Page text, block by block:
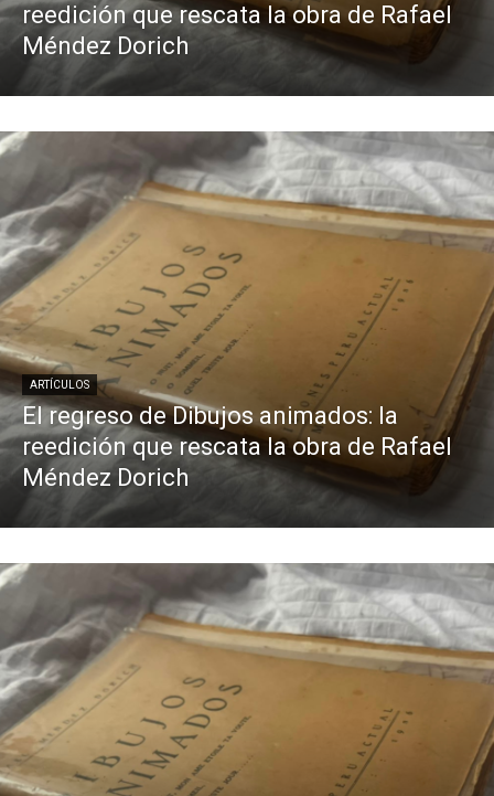
reedición que rescata la obra de Rafael
Méndez Dorich
ARTÍCULOS
El regreso de Dibujos animados: la
reedición que rescata la obra de Rafael
Méndez Dorich